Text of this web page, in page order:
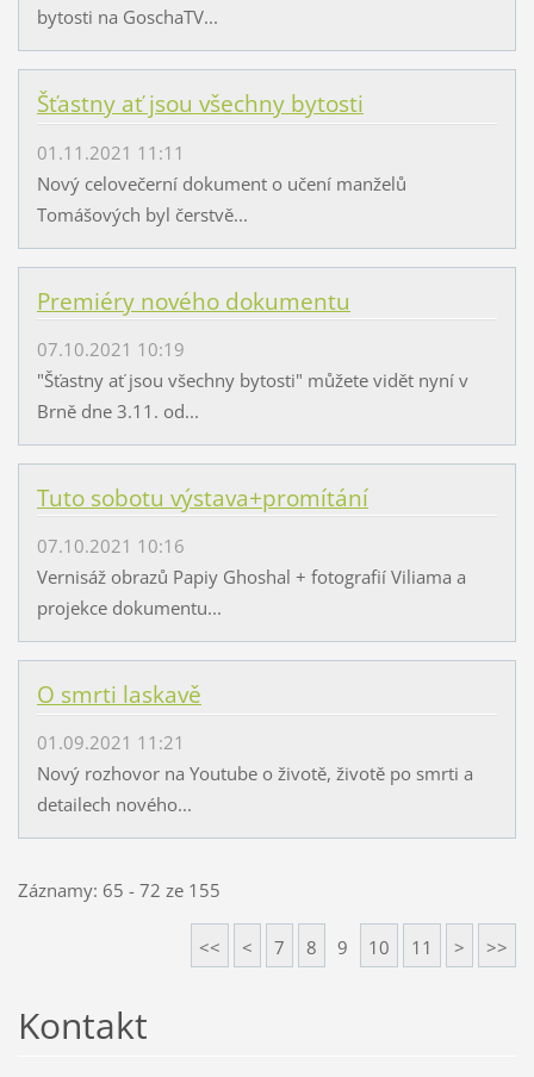
bytosti na GoschaTV...
Šťastny ať jsou všechny bytosti
01.11.2021 11:11
Nový celovečerní dokument o učení manželů
Tomášových byl čerstvě...
Premiéry nového dokumentu
07.10.2021 10:19
"Šťastny ať jsou všechny bytosti" můžete vidět nyní v
Brně dne 3.11. od...
Tuto sobotu výstava+promítání
07.10.2021 10:16
Vernisáž obrazů Papiy Ghoshal + fotografií Viliama a
projekce dokumentu...
O smrti laskavě
01.09.2021 11:21
Nový rozhovor na Youtube o životě, životě po smrti a
detailech nového...
Záznamy: 65 - 72 ze 155
<< < 7 8 9 10 11 > >>
Kontakt